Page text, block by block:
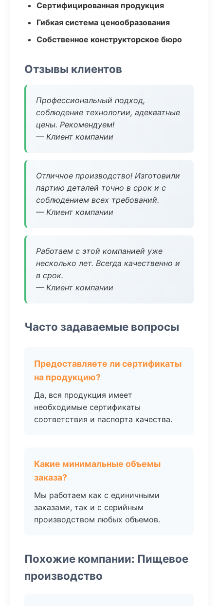
Сертифицированная продукция
Гибкая система ценообразования
Собственное конструкторское бюро
Отзывы клиентов
Профессиональный подход,
соблюдение технологии, адекватные
цены. Рекомендуем!
— Клиент компании
Отличное производство! Изготовили
партию деталей точно в срок и с
соблюдением всех требований.
— Клиент компании
Работаем с этой компанией уже
несколько лет. Всегда качественно и
в срок.
— Клиент компании
Часто задаваемые вопросы
Предоставляете ли сертификаты
на продукцию?
Да, вся продукция имеет
необходимые сертификаты
соответствия и паспорта качества.
Какие минимальные объемы
заказа?
Мы работаем как с единичными
заказами, так и с серийным
производством любых объемов.
Похожие компании: Пищевое
производство